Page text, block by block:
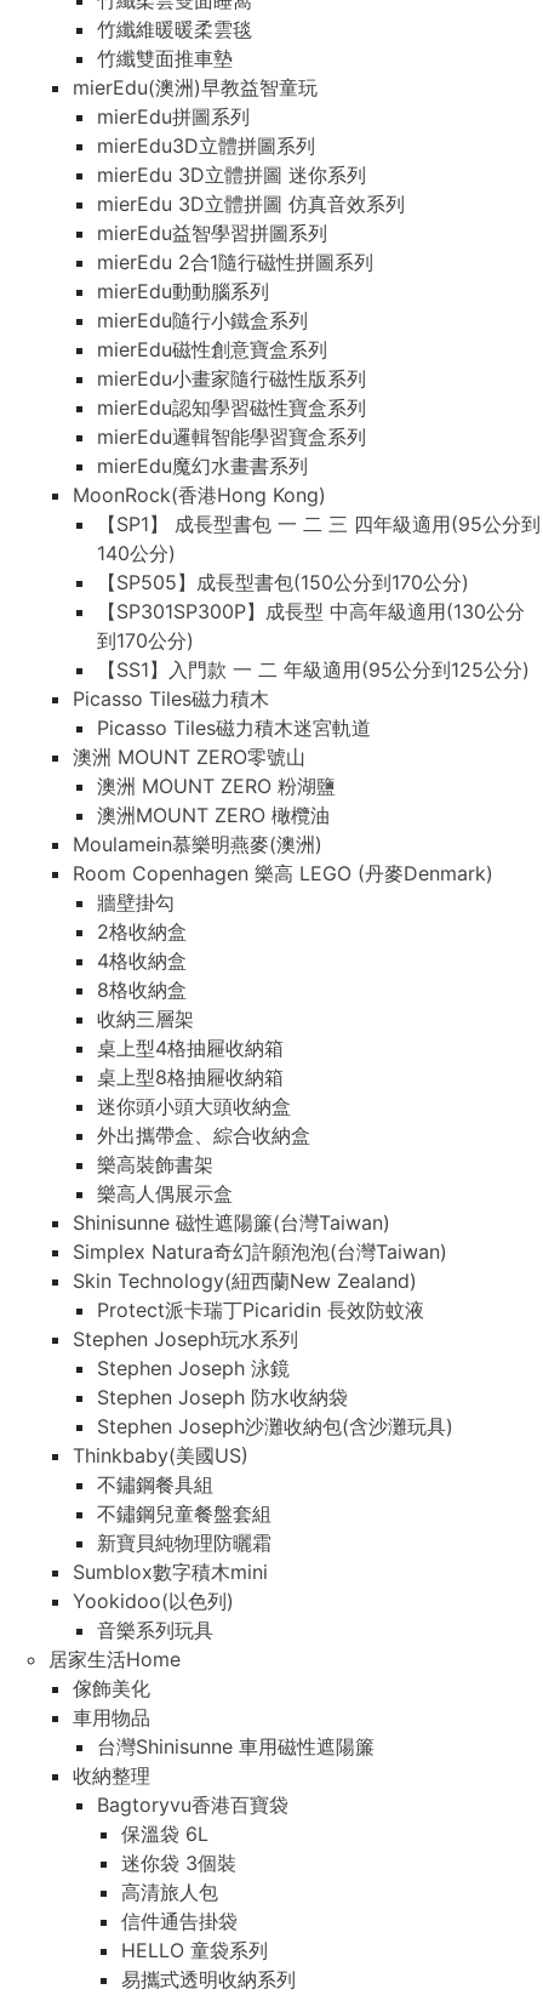
竹纖維暖暖柔雲毯
竹纖雙面推車墊
mierEdu(澳洲)早教益智童玩
mierEdu拼圖系列
mierEdu3D立體拼圖系列
mierEdu 3D立體拼圖 迷你系列
mierEdu 3D立體拼圖 仿真音效系列
mierEdu益智學習拼圖系列
mierEdu 2合1隨行磁性拼圖系列
mierEdu動動腦系列
mierEdu隨行小鐵盒系列
mierEdu磁性創意寶盒系列
mierEdu小畫家隨行磁性版系列
mierEdu認知學習磁性寶盒系列
mierEdu邏輯智能學習寶盒系列
mierEdu魔幻水畫書系列
MoonRock(香港Hong Kong)
【SP1】 成長型書包 一 二 三 四年級適用(95公分到
140公分)
【SP505】成長型書包(150公分到170公分)
【SP301SP300P】成長型 中高年級適用(130公分
到170公分)
【SS1】入門款 一 二 年級適用(95公分到125公分)
Picasso Tiles磁力積木
Picasso Tiles磁力積木迷宮軌道
澳洲 MOUNT ZERO零號山
澳洲 MOUNT ZERO 粉湖鹽
澳洲MOUNT ZERO 橄欖油
Moulamein慕樂明燕麥(澳洲)
Room Copenhagen 樂高 LEGO (丹麥Denmark)
牆壁掛勾
2格收納盒
4格收納盒
8格收納盒
收納三層架
桌上型4格抽屜收納箱
桌上型8格抽屜收納箱
迷你頭小頭大頭收納盒
外出攜帶盒、綜合收納盒
樂高裝飾書架
樂高人偶展示盒
Shinisunne 磁性遮陽簾(台灣Taiwan)
Simplex Natura奇幻許願泡泡(台灣Taiwan)
Skin Technology(紐西蘭New Zealand)
Protect派卡瑞丁Picaridin 長效防蚊液
Stephen Joseph玩水系列
Stephen Joseph 泳鏡
Stephen Joseph 防水收納袋
Stephen Joseph沙灘收納包(含沙灘玩具)
Thinkbaby(美國US)
不鏽鋼餐具組
不鏽鋼兒童餐盤套組
新寶貝純物理防曬霜
Sumblox數字積木mini
Yookidoo(以色列)
音樂系列玩具
居家生活Home
傢飾美化
車用物品
台灣Shinisunne 車用磁性遮陽簾
收納整理
Bagtoryvu香港百寶袋
保溫袋 6L
迷你袋 3個裝
高清旅人包
信件通告掛袋
HELLO 童袋系列
易攜式透明收納系列